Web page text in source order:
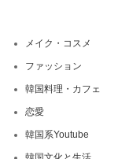
メイク・コスメ
ファッション
韓国料理・カフェ
恋愛
韓国系Youtube